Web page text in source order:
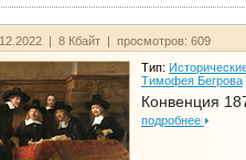
| 8 Кбайт | просмотров: 609
Тип:
Тимофея Бегрова
Конвенция
подробнее